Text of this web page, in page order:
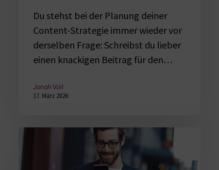
Du stehst bei der Planung deiner
Content-Strategie immer wieder vor
derselben Frage: Schreibst du lieber
einen knackigen Beitrag für den…
Jonah Voit
17. März 2026
Unternehmensstark:
E-
Mail-